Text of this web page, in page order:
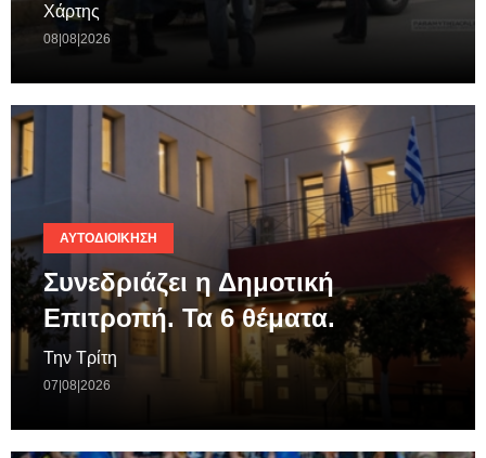
Χάρτης
08|08|2026
ΑΥΤΟΔΙΟΊΚΗΣΗ
Συνεδριάζει η Δημοτική
Επιτροπή. Τα 6 θέματα.
Την Τρίτη
07|08|2026